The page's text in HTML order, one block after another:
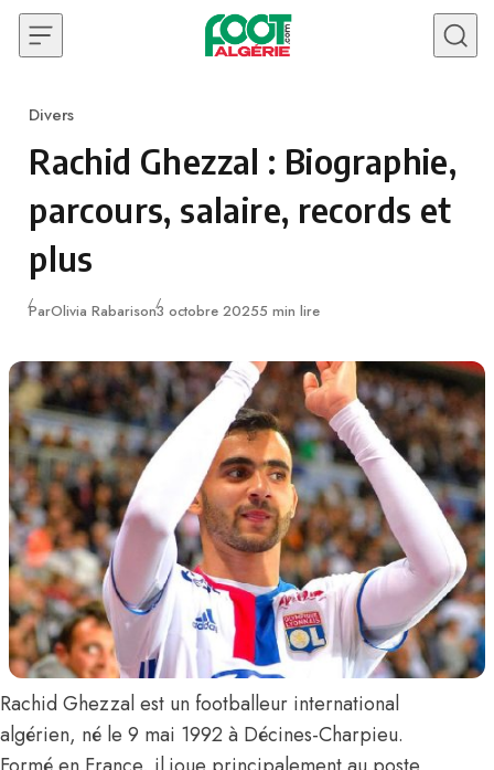
Skip to content
Category
Divers
Rachid Ghezzal : Biographie,
parcours, salaire, records et
plus
ParOlivia RabarisonPublié
3 octobre 20255 min lire
Rachid Ghezzalest un footballeur international
algérien, né le 9 mai 1992 à Décines-Charpieu.